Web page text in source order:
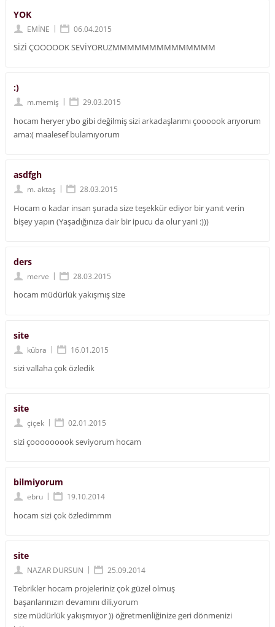
YOK
EMİNE | 06.04.2015
SİZİ ÇOOOOOK SEVİYORUZMMMMMMMMMMMMMM
:)
m.memiş | 29.03.2015
hocam heryer ybo gibi değilmiş sizi arkadaşlarımı çoooook arıyorum
ama:( maalesef bulamıyorum
asdfgh
m. aktaş | 28.03.2015
Hocam o kadar insan şurada size teşekkür ediyor bir yanıt verin
bişey yapın (Yaşadığınıza dair bir ipucu da olur yani :)))
ders
merve | 28.03.2015
hocam müdürlük yakışmış size
site
kübra | 16.01.2015
sizi vallaha çok özledik
site
çiçek | 02.01.2015
sizi çooooooook seviyorum hocam
bilmiyorum
ebru | 19.10.2014
hocam sizi çok özledimmm
site
NAZAR DURSUN | 25.09.2014
Tebrikler hocam projeleriniz çok güzel olmuş
başarılarınızın devamını dili,yorum
size müdürlük yakışmıyor )) öğretmenliğinize geri dönmenizi